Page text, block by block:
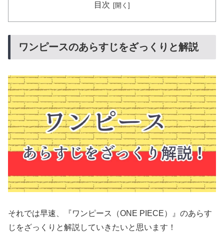
目次
ワンピースのあらすじをざっくりと解説
それでは早速、『ワンピース（ONE PIECE）』のあらす
じをざっくりと解説していきたいと思います！